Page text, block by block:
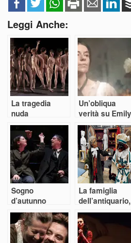
Leggi Anche:
La tragedia
nuda
dell’umanità
spaurita di
Dubois
Un’obliqua
verità su Emily
Dickinson
Sogno
d’autunno
La famiglia
dell’antiquario,
puro Goldoni
dalla testa di
legno